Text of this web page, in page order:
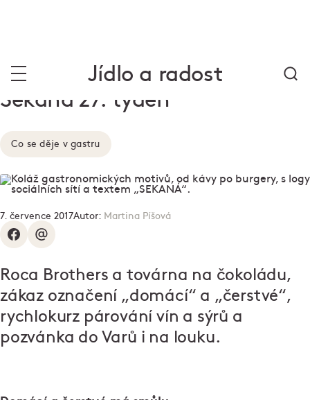
Jídlo a radost
Sekaná 27. týden
Co se děje v gastru
7. července 2017Autor: Martina Píšová
Roca Brothers a továrna na čokoládu,
zákaz označení „domácí“ a „čerstvé“,
rychlokurz párování vín a sýrů a
pozvánka do Varů i na louku.